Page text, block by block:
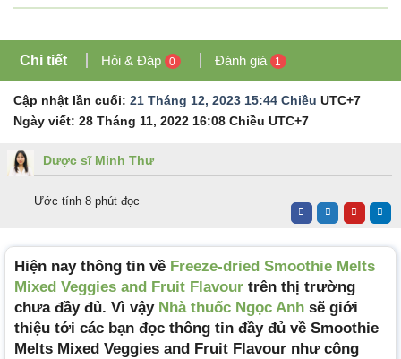
Chi tiết Hỏi & Đáp 0 Đánh giá 1
Cập nhật lần cuối: 21 Tháng 12, 2023 15:44 Chiều UTC+7
Ngày viết: 28 Tháng 11, 2022 16:08 Chiều UTC+7
Dược sĩ Minh Thư
Ước tính 8 phút đọc
Hiện nay thông tin về Freeze-dried Smoothie Melts
Mixed Veggies and Fruit Flavour trên thị trường
chưa đầy đủ. Vì vậy Nhà thuốc Ngọc Anh sẽ giới
thiệu tới các bạn đọc thông tin đầy đủ về Smoothie
Melts Mixed Veggies and Fruit Flavour như công